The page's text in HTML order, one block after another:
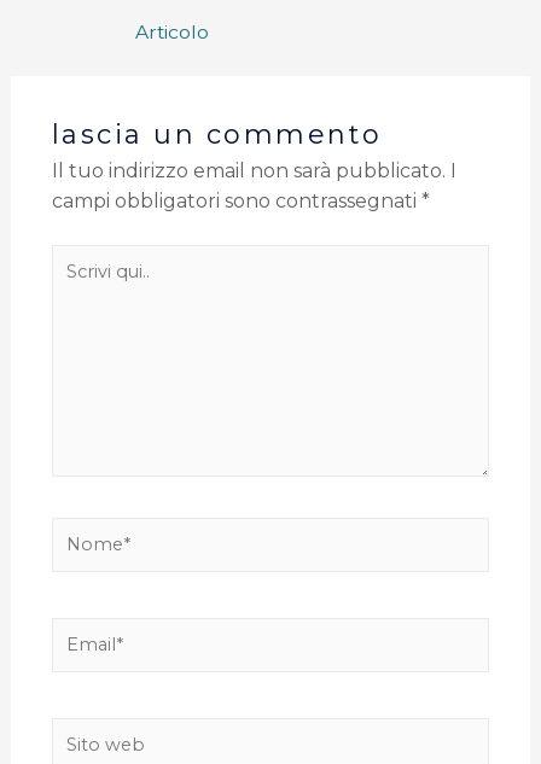
Articolo
lascia un commento
Il tuo indirizzo email non sarà pubblicato.
campi obbligatori sono contrassegnati *